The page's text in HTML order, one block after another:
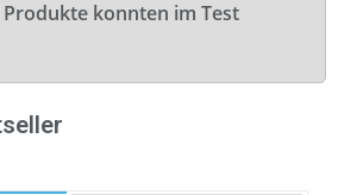
Produkte konnten im Test